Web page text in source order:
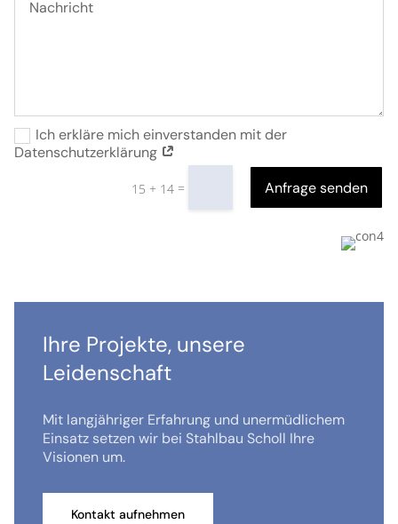
Ich erkläre mich einverstanden mit der
Datenschutzerklärung
15 + 14 = Anfrage senden
Ihre Projekte, unsere
Leidenschaft
Mit langjähriger Erfahrung und unermüdlichem
Einsatz setzen wir bei Stahlbau Scholl Ihre
Visionen um.
Kontakt aufnehmen